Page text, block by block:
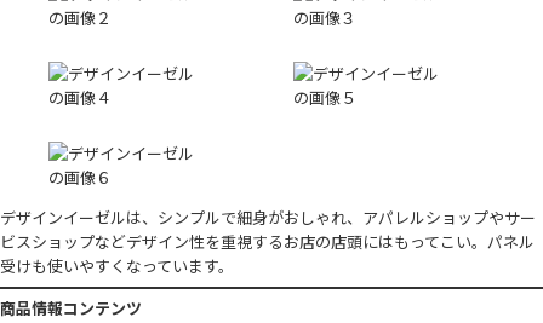
デザインイーゼルは、シンプルで細身がおしゃれ、アパレルショップやサー
ビスショップなどデザイン性を重視するお店の店頭にはもってこい。パネル
受けも使いやすくなっています。
商品情報コンテンツ